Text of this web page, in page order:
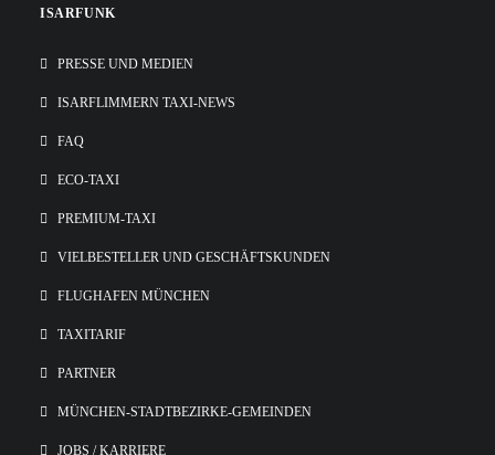
ISARFUNK
PRESSE UND MEDIEN
ISARFLIMMERN TAXI-NEWS
FAQ
ECO-TAXI
PREMIUM-TAXI
VIELBESTELLER UND GESCHÄFTSKUNDEN
FLUGHAFEN MÜNCHEN
TAXITARIF
PARTNER
MÜNCHEN-STADTBEZIRKE-GEMEINDEN
JOBS / KARRIERE